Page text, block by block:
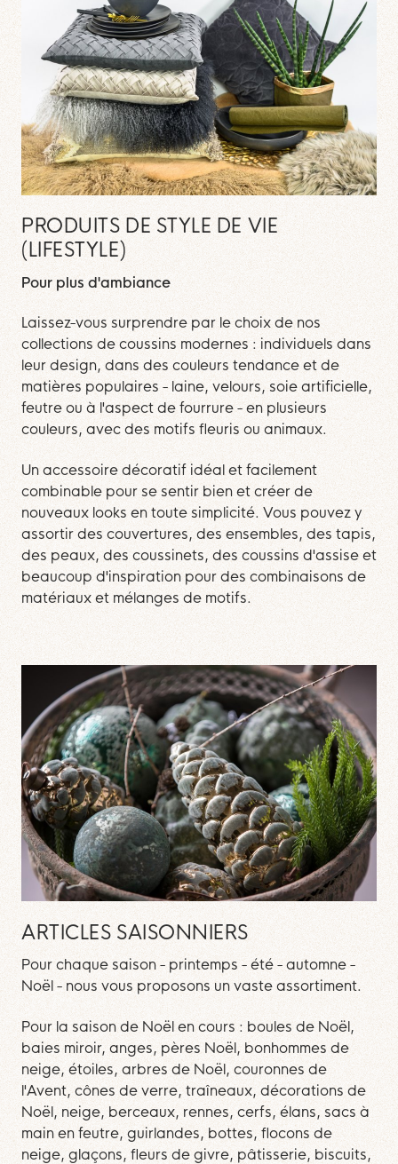
PRODUITS DE STYLE DE VIE
(LIFESTYLE)
Pour plus d'ambiance
Laissez-vous surprendre par le choix de nos
collections de coussins modernes : individuels dans
leur design, dans des couleurs tendance et de
matières populaires - laine, velours, soie artificielle,
feutre ou à l'aspect de fourrure - en plusieurs
couleurs, avec des motifs fleuris ou animaux.
Un accessoire décoratif idéal et facilement
combinable pour se sentir bien et créer de
nouveaux looks en toute simplicité. Vous pouvez y
assortir des couvertures, des ensembles, des tapis,
des peaux, des coussinets, des coussins d'assise et
beaucoup d'inspiration pour des combinaisons de
matériaux et mélanges de motifs.
ARTICLES SAISONNIERS
Pour chaque saison - printemps - été - automne -
Noël - nous vous proposons un vaste assortiment.
Pour la saison de Noël en cours : boules de Noël,
baies miroir, anges, pères Noël, bonhommes de
neige, étoiles, arbres de Noël, couronnes de
l'Avent, cônes de verre, traîneaux, décorations de
Noël, neige, berceaux, rennes, cerfs, élans, sacs à
main en feutre, guirlandes, bottes, flocons de
neige, glaçons, fleurs de givre, pâtisserie, biscuits,